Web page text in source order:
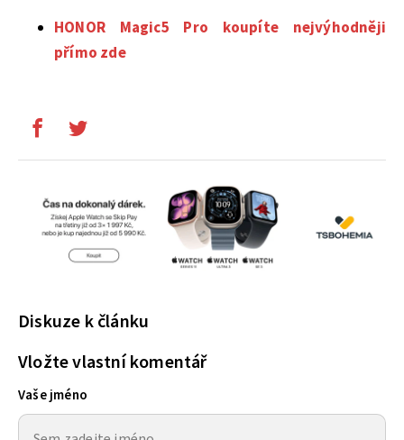
HONOR Magic5 Pro koupíte nejvýhodněji
přímo zde
Diskuze k článku
Vložte vlastní komentář
Vaše jméno